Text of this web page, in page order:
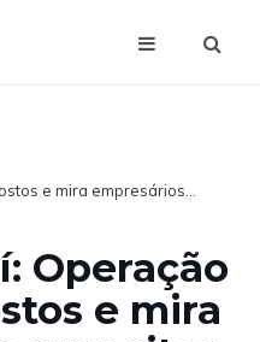
e mira empresários...
Operação
e mira